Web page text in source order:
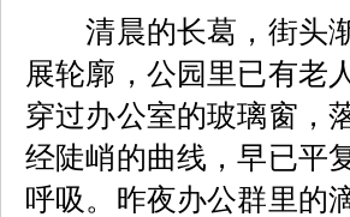
清晨的长葛，街头渐
展轮廓，公园里已有老
穿过办公室的玻璃窗，
经陡峭的曲线，早已平
呼吸。昨夜办公群里的